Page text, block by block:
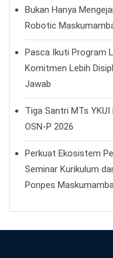
Bukan Hanya
Robotic
Pasca Ikuti Program
Komitmen Lebih
Jawab
Tiga Santri MTs
OSN-P 2026
Perkuat Ekosistem
Seminar Kurikulum
Ponpes